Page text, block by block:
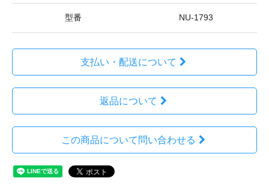
型番 NU-1793
支払い・配送について
返品について
この商品について問い合わせる